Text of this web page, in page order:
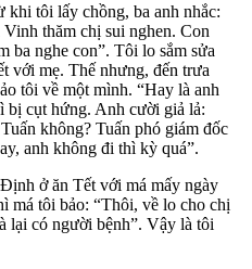
khi tôi lấy chồng, ba anh nhắc:
thăm chị sui nghen. Con
ba nghe con”. Tôi lo sắm sửa
với mẹ. Thế nhưng, đến trưa
tôi về một mình. “Hay là anh
bị cụt hứng. Anh cười giả lả:
không? Tuấn phó giám đốc
anh không đi thì kỳ quá”.
ở ăn Tết với má mấy ngày
má tôi bảo: “Thôi, về lo cho chị
lại có người bệnh”. Vậy là tôi